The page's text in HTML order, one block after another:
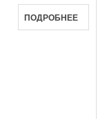
ПОДРОБНЕЕ